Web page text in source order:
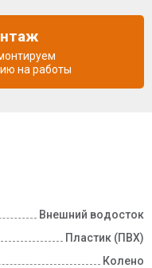
Внешний водосток
Пластик (ПВХ)
Колено
на работы